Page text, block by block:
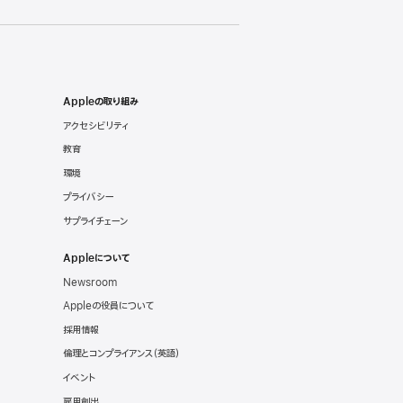
Appleの取り組み
アクセシビリティ
教育
環境
プライバシー
サプライチェーン
Appleについて
Newsroom
Appleの役員について
採用情報
倫理とコンプライアンス（英語）
イベント